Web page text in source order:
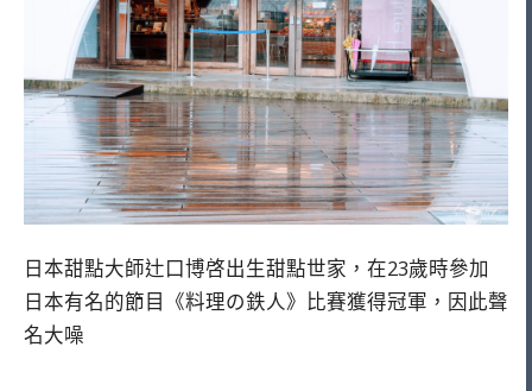
日本甜點大師辻口博啓出生甜點世家，在23歲時參加
日本有名的節目《料理の鉄人》比賽獲得冠軍，因此聲
名大噪